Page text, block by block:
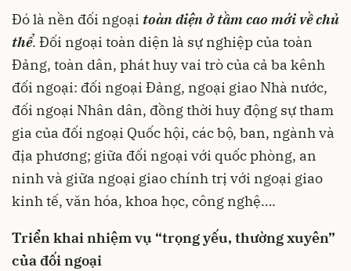
Đó là nền đối ngoại toàn diện ở tầm cao mới về chủ
thể. Đối ngoại toàn diện là sự nghiệp của toàn
Đảng, toàn dân, phát huy vai trò của cả ba kênh
đối ngoại: đối ngoại Đảng, ngoại giao Nhà nước,
đối ngoại Nhân dân, đồng thời huy động sự tham
gia của đối ngoại Quốc hội, các bộ, ban, ngành và
địa phương; giữa đối ngoại với quốc phòng, an
ninh và giữa ngoại giao chính trị với ngoại giao
kinh tế, văn hóa, khoa học, công nghệ….
Triển khai nhiệm vụ “trọng yếu, thường xuyên”
của đối ngoại